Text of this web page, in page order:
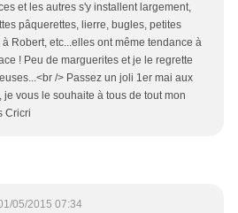
et les autres s'y installent largement,
pâquerettes, lierre, bugles, petites
Robert, etc...elles ont même tendance à
! Peu de marguerites et je le regrette
/> Passez un joli 1er mai aux
je vous le souhaite à tous de tout mon
Cricri
05/2015 07:34